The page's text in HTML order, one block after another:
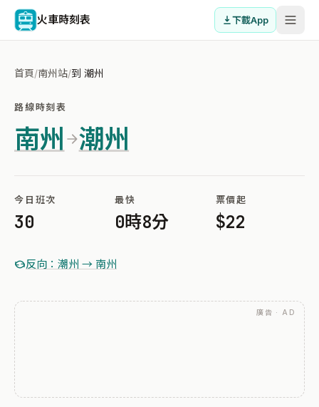
火車時刻表 下載App
首頁/南州站/到 潮州
路線時刻表
南州 潮州
今日班次
30
最快
0時8分
票價起
$22
反向：潮州 → 南州
廣告 · AD